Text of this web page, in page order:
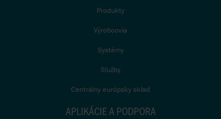
Produkty
Výrobcovia
Systémy
Služby
Centrálny európsky sklad
APLIKÁCIE A PODPORA